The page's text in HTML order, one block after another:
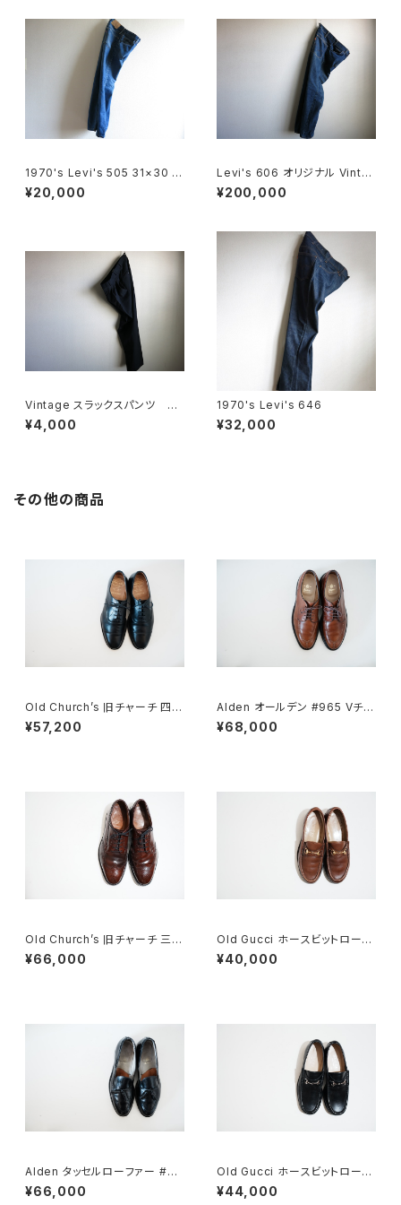
1970's Levi's 505 31×30 M
ade in USA
¥20,000
Levi's 606 オリジナル Vinta
ge
¥200,000
Vintage スラックスパンツ Na
vy
¥4,000
1970's Levi's 646
¥32,000
その他の商品
Old Church’s 旧チャーチ 四都
市 Consul 60F
¥57,200
Alden オールデン #965 Vチッ
プ 9D
¥68,000
Old Church’s 旧チャーチ 三都
市 Grafton グラフトン 100F
¥66,000
Old Gucci ホースビットローフ
ァー 4.5B ラバー BR
¥40,000
Alden タッセルローファー #66
0 10C
¥66,000
Old Gucci ホースビットローフ
ァー 34C BK
¥44,000